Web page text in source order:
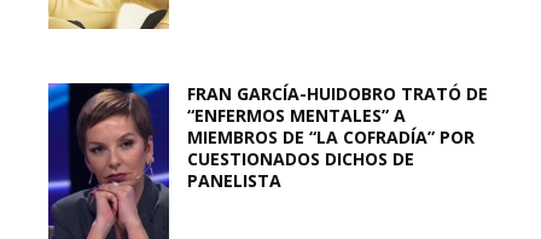
FRAN GARCÍA-HUIDOBRO TRATÓ DE
“ENFERMOS MENTALES” A
MIEMBROS DE “LA COFRADÍA” POR
CUESTIONADOS DICHOS DE
PANELISTA